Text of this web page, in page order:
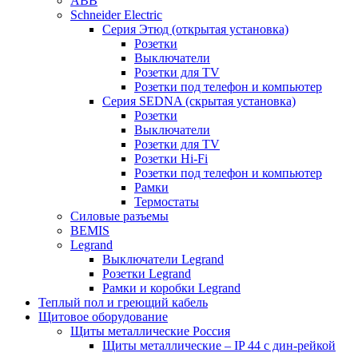
Schneider Electric
Серия Этюд (открытая установка)
Розетки
Выключатели
Розетки для TV
Розетки под телефон и компьютер
Серия SEDNA (скрытая установка)
Розетки
Выключатели
Розетки для TV
Розетки Hi-Fi
Розетки под телефон и компьютер
Рамки
Термостаты
Силовые разъемы
BEMIS
Legrand
Выключатели Legrand
Розетки Legrand
Рамки и коробки Legrand
Теплый пол и греющий кабель
Щитовое оборудование
Щиты металлические Россия
Щиты металлические – IP 44 с дин-рейкой